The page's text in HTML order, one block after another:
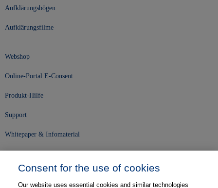
Aufklärungsbögen
Aufklärungsfilme
Webshop
Online-Portal E-Consent
Produkt-Hilfe
Support
Whitepaper & Infomaterial
Consent for the use of cookies
Our website uses essential cookies and similar technologies